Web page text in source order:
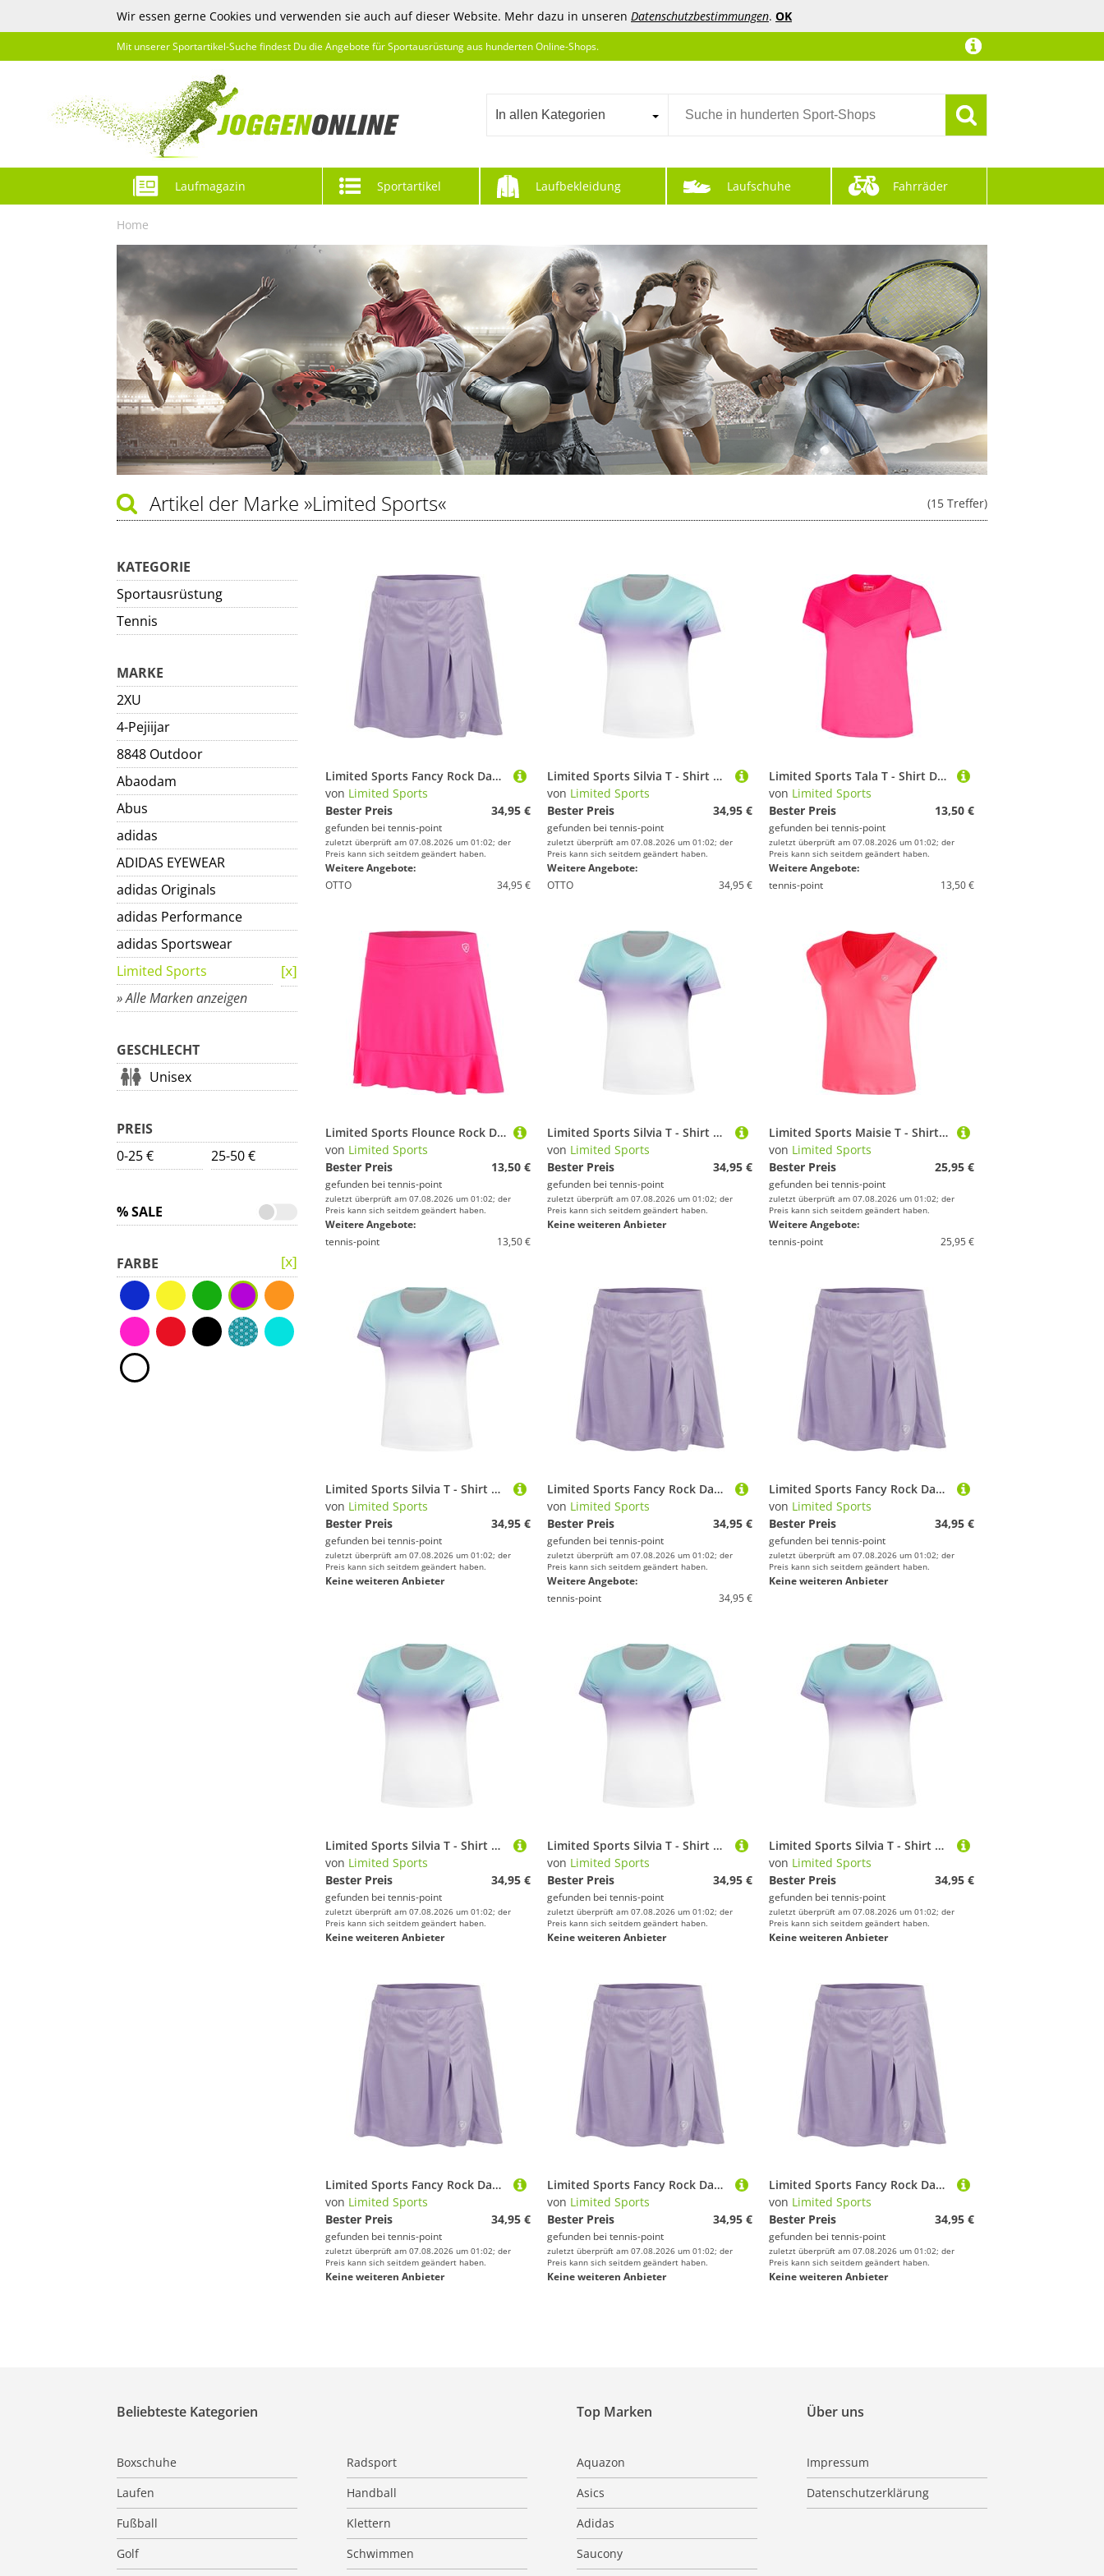
Wir essen gerne Cookies und verwenden sie auch auf dieser Website. Mehr dazu in unseren Datenschutzbestimmungen. OK
Mit unserer Sportartikel-Suche findest Du die Angebote für Sportausrüstung aus hunderten Online-Shops.
In allen Kategorien
Laufmagazin Sportartikel Laufbekleidung Laufschuhe Fahrräder
Home
(15 Treffer)
Artikel der Marke »Limited Sports«
KATEGORIE
Sportausrüstung
Tennis
MARKE
2XU
4-Pejiijar
8848 Outdoor
Abaodam
Abus
adidas
ADIDAS EYEWEAR
adidas Originals
adidas Performance
adidas Sportswear
Limited Sports
» Alle Marken anzeigen
GESCHLECHT
Unisex
PREIS
0-25 €
25-50 €
% SALE
FARBE
Limited Sports Fancy Rock Damen
von Limited Sports
Bester Preis
34,95 €
gefunden bei tennis-point
zuletzt überprüft am 07.08.2026 um 01:02; der
Preis kann sich seitdem geändert haben.
Weitere Angebote:
OTTO
34,95 €
Limited Sports Silvia T - Shirt Damen
von Limited Sports
Bester Preis
34,95 €
gefunden bei tennis-point
zuletzt überprüft am 07.08.2026 um 01:02; der
Preis kann sich seitdem geändert haben.
Weitere Angebote:
OTTO
34,95 €
Limited Sports Tala T - Shirt Damen
von Limited Sports
Bester Preis
13,50 €
gefunden bei tennis-point
zuletzt überprüft am 07.08.2026 um 01:02; der
Preis kann sich seitdem geändert haben.
Weitere Angebote:
tennis-point
13,50 €
Limited Sports Flounce Rock Damen
von Limited Sports
Bester Preis
13,50 €
gefunden bei tennis-point
zuletzt überprüft am 07.08.2026 um 01:02; der
Preis kann sich seitdem geändert haben.
Weitere Angebote:
tennis-point
13,50 €
Limited Sports Silvia T - Shirt Damen
von Limited Sports
Bester Preis
34,95 €
gefunden bei tennis-point
zuletzt überprüft am 07.08.2026 um 01:02; der
Preis kann sich seitdem geändert haben.
Keine weiteren Anbieter
Limited Sports Maisie T - Shirt Damen
von Limited Sports
Bester Preis
25,95 €
gefunden bei tennis-point
zuletzt überprüft am 07.08.2026 um 01:02; der
Preis kann sich seitdem geändert haben.
Weitere Angebote:
tennis-point
25,95 €
Limited Sports Silvia T - Shirt Damen
von Limited Sports
Bester Preis
34,95 €
gefunden bei tennis-point
zuletzt überprüft am 07.08.2026 um 01:02; der
Preis kann sich seitdem geändert haben.
Keine weiteren Anbieter
Limited Sports Fancy Rock Damen
von Limited Sports
Bester Preis
34,95 €
gefunden bei tennis-point
zuletzt überprüft am 07.08.2026 um 01:02; der
Preis kann sich seitdem geändert haben.
Weitere Angebote:
tennis-point
34,95 €
Limited Sports Fancy Rock Damen
von Limited Sports
Bester Preis
34,95 €
gefunden bei tennis-point
zuletzt überprüft am 07.08.2026 um 01:02; der
Preis kann sich seitdem geändert haben.
Keine weiteren Anbieter
Limited Sports Silvia T - Shirt Damen
von Limited Sports
Bester Preis
34,95 €
gefunden bei tennis-point
zuletzt überprüft am 07.08.2026 um 01:02; der
Preis kann sich seitdem geändert haben.
Keine weiteren Anbieter
Limited Sports Silvia T - Shirt Damen
von Limited Sports
Bester Preis
34,95 €
gefunden bei tennis-point
zuletzt überprüft am 07.08.2026 um 01:02; der
Preis kann sich seitdem geändert haben.
Keine weiteren Anbieter
Limited Sports Silvia T - Shirt Damen
von Limited Sports
Bester Preis
34,95 €
gefunden bei tennis-point
zuletzt überprüft am 07.08.2026 um 01:02; der
Preis kann sich seitdem geändert haben.
Keine weiteren Anbieter
Limited Sports Fancy Rock Damen
von Limited Sports
Bester Preis
34,95 €
gefunden bei tennis-point
zuletzt überprüft am 07.08.2026 um 01:02; der
Preis kann sich seitdem geändert haben.
Keine weiteren Anbieter
Limited Sports Fancy Rock Damen
von Limited Sports
Bester Preis
34,95 €
gefunden bei tennis-point
zuletzt überprüft am 07.08.2026 um 01:02; der
Preis kann sich seitdem geändert haben.
Keine weiteren Anbieter
Limited Sports Fancy Rock Damen
von Limited Sports
Bester Preis
34,95 €
gefunden bei tennis-point
zuletzt überprüft am 07.08.2026 um 01:02; der
Preis kann sich seitdem geändert haben.
Keine weiteren Anbieter
Über uns
Impressum
Datenschutzerklärung
Beliebteste Kategorien
Boxschuhe
Radsport
Laufen
Handball
Fußball
Klettern
Golf
Schwimmen
Top Marken
Aquazon
Asics
Adidas
Saucony